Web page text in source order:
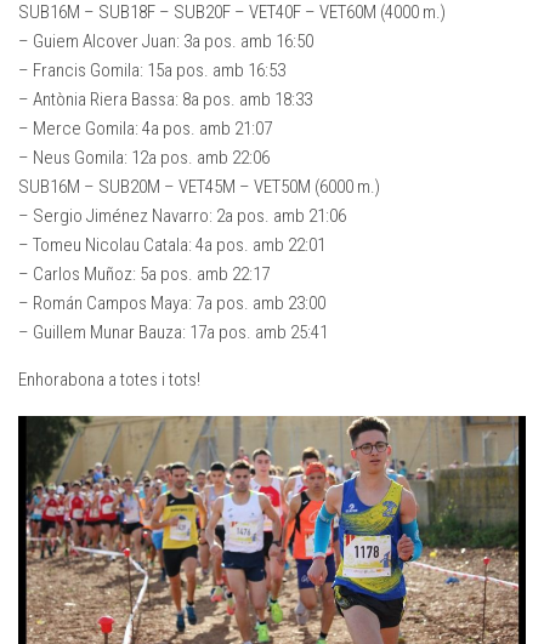
SUB16M – SUB18F – SUB20F – VET40F – VET60M (4000 m.)
– Guiem Alcover Juan: 3a pos. amb 16:50
– Francis Gomila: 15a pos. amb 16:53
– Antònia Riera Bassa: 8a pos. amb 18:33
– Merce Gomila: 4a pos. amb 21:07
– Neus Gomila: 12a pos. amb 22:06
SUB16M – SUB20M – VET45M – VET50M (6000 m.)
– Sergio Jiménez Navarro: 2a pos. amb 21:06
– Tomeu Nicolau Catala: 4a pos. amb 22:01
– Carlos Muñoz: 5a pos. amb 22:17
– Román Campos Maya: 7a pos. amb 23:00
– Guillem Munar Bauza: 17a pos. amb 25:41
Enhorabona a totes i tots!